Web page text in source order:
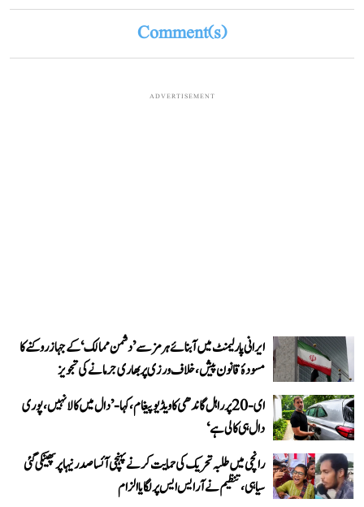
Comment(s)
ADVERTISEMENT
ایرانی پارلیمنٹ میں آبنائے ہرمز سے ’دشمن ممالک‘ کے جہاز روکنے کا
مسودۂ قانون پیش، خلاف ورزی پر بھاری جرمانے کی تجویز
ای-20 پر راہل گاندھی کا ویڈیو پیغام، کہا- ’دال میں کالا نہیں، پوری
دال ہی کالی ہے‘
رانچی میں طلبہ تحریک کی حمایت کرنے پہنچی آئسا صدر نیہا پر پھینکی گئی
سیاہی، تنظیم نے آر ایس ایس پر لگایا الزام